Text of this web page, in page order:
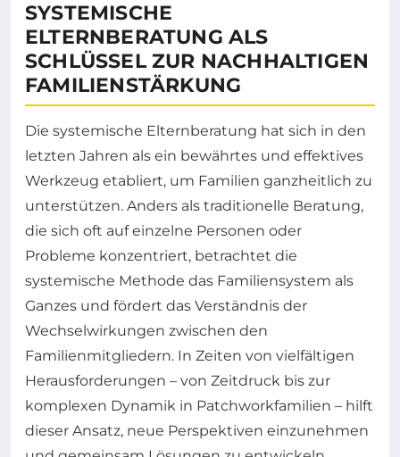
SYSTEMISCHE
ELTERNBERATUNG ALS
SCHLÜSSEL ZUR NACHHALTIGEN
FAMILIENSTÄRKUNG
Die systemische Elternberatung hat sich in den
letzten Jahren als ein bewährtes und effektives
Werkzeug etabliert, um Familien ganzheitlich zu
unterstützen. Anders als traditionelle Beratung,
die sich oft auf einzelne Personen oder
Probleme konzentriert, betrachtet die
systemische Methode das Familiensystem als
Ganzes und fördert das Verständnis der
Wechselwirkungen zwischen den
Familienmitgliedern. In Zeiten von vielfältigen
Herausforderungen – von Zeitdruck bis zur
komplexen Dynamik in Patchworkfamilien – hilft
dieser Ansatz, neue Perspektiven einzunehmen